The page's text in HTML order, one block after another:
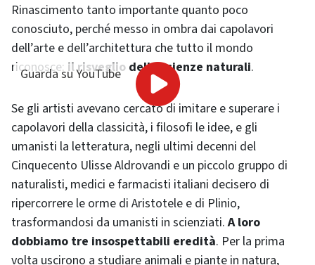
Rinascimento tanto importante quanto poco
conosciuto, perché messo in ombra dai capolavori
dell’arte e dell’architettura che tutto il mondo
riconosce:il risveglio delle scienze naturali.
Guarda su YouTube
Se gli artisti avevano cercato di imitare e superare i
capolavori della classicità, i filosofi le idee, e gli
umanisti la letteratura, negli ultimi decenni del
Cinquecento Ulisse Aldrovandi e un piccolo gruppo di
naturalisti, medici e farmacisti italiani decisero di
ripercorrere le orme di Aristotele e di Plinio,
trasformandosi da umanisti in scienziati.A loro
dobbiamo tre insospettabili eredità. Per la prima
volta uscirono a studiare animali e piante in natura,